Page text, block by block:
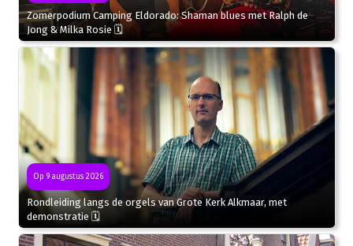
Zomerpodium Camping Eldorado: Shaman blues met Ralph de
Jong & Milka Rosie 🗓
Op 9 augustus 2026
Rondleiding langs de orgels van Grote Kerk Alkmaar, met
demonstratie 🗓